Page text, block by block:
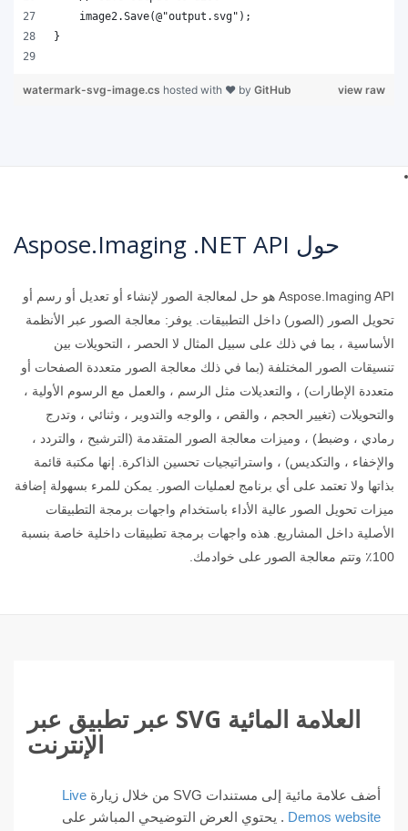
view raw
watermark-svg-image.cs hosted with ❤ by GitHub
حول Aspose.Imaging .NET API
Aspose.Imaging API هو حل لمعالجة الصور لإنشاء أو تعديل أو رسم أو
تحويل الصور (الصور) داخل التطبيقات. يوفر: معالجة الصور عبر الأنظمة
الأساسية ، بما في ذلك على سبيل المثال لا الحصر ، التحويلات بين
تنسيقات الصور المختلفة (بما في ذلك معالجة الصور متعددة الصفحات أو
متعددة الإطارات) ، والتعديلات مثل الرسم ، والعمل مع الرسوم الأولية ،
والتحويلات (تغيير الحجم ، والقص ، والوجه والتدوير ، وثنائي ، وتدرج
رمادي ، وضبط) ، وميزات معالجة الصور المتقدمة (الترشيح ، والتردد ،
والإخفاء ، والتكديس) ، واستراتيجيات تحسين الذاكرة. إنها مكتبة قائمة
بذاتها ولا تعتمد على أي برنامج لعمليات الصور. يمكن للمرء بسهولة إضافة
ميزات تحويل الصور عالية الأداء باستخدام واجهات برمجة التطبيقات
الأصلية داخل المشاريع. هذه واجهات برمجة تطبيقات داخلية خاصة بنسبة
100٪ وتتم معالجة الصور على خوادمك.
العلامة المائية SVG عبر تطبيق عبر
الإنترنت
أضف علامة مائية إلى مستندات SVG من خلال زيارة
Live
Demos website . يحتوي العرض التوضيحي المباشر على